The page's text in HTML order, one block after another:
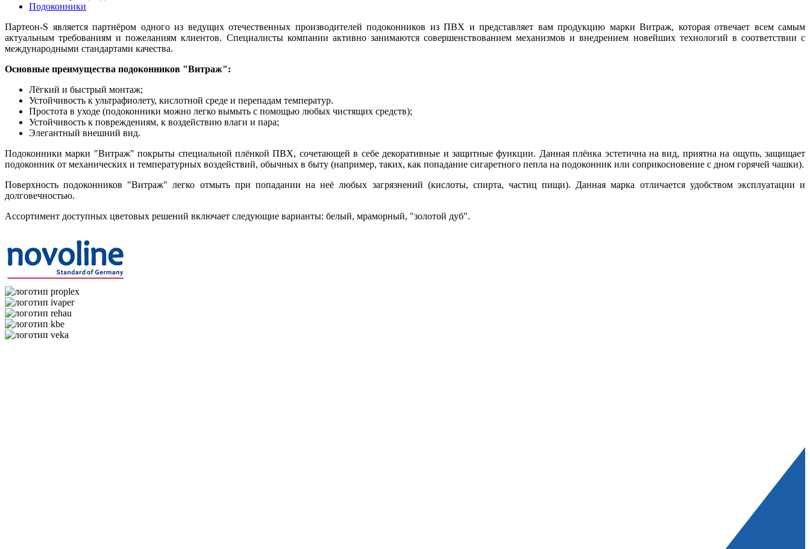
Подоконники
Партеон-S является партнёром одного из ведущих отечественных производителей подоконников из ПВХ и представляет вам продукцию марки Витраж, которая отвечает всем самым
актуальным требованиям и пожеланиям клиентов. Специалисты компании активно занимаются совершенствованием механизмов и внедрением новейших технологий в соответствии с
международными стандартами качества.
Основные преимущества подоконников "Витраж":
Лёгкий и быстрый монтаж;
Устойчивость к ультрафиолету, кислотной среде и перепадам температур.
Простота в уходе (подоконники можно легко вымыть с помощью любых чистящих средств);
Устойчивость к повреждениям, к воздействию влаги и пара;
Элегантный внешний вид.
Подоконники марки "Витраж" покрыты специальной плёнкой ПВХ, сочетающей в себе декоративные и защитные функции. Данная плёнка эстетична на вид, приятна на ощупь, защищает
подоконник от механических и температурных воздействий, обычных в быту (например, таких, как попадание сигаретного пепла на подоконник или соприкосновение с дном горячей чашки).
Поверхность подоконников "Витраж" легко отмыть при попадании на неё любых загрязнений (кислоты, спирта, частиц пищи). Данная марка отличается удобством эксплуатации и
долговечностью.
Ассортимент доступных цветовых решений включает следующие варианты: белый, мраморный, "золотой дуб".